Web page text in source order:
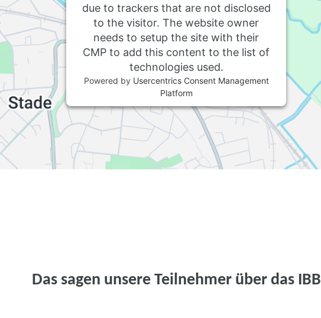
due to trackers that are not disclosed
to the visitor. The website owner
needs to setup the site with their
CMP to add this content to the list of
technologies used.
Powered by Usercentrics Consent Management
Platform
Das sagen unsere Teilnehmer über das IBB